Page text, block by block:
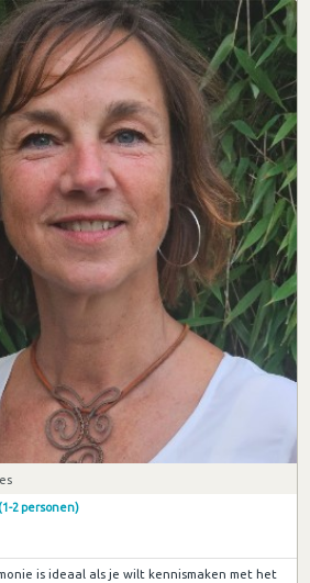
2 personen)
is ideaal als je wilt kennismaken met het